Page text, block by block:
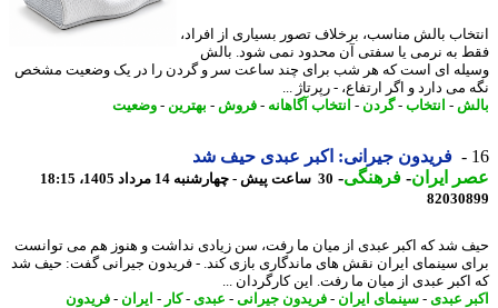
بالش مناسب، برخلاف تصور بسیاری از افراد،
به نرمی یا سفتی آن محدود نمی شود. بالش
ای است که هر شب برای چند ساعت سر و گردن را در یک وضعیت مشخص
می دارد و اگر ارتفاع، - رپرتاژ ...
-انتخاب-گردن-انتخاب آگاهانه-فروش -بهترین- وضعیت
فریدون جیرانی: اکبر عبدی حیف شد
ایران- فرهنگی-30 ساعت پیش - چهارشنبه 14 مرداد 1405، 18:15
شد که اکبر عبدی از میان ما رفت، سن زیادی نداشت و هنوز هم می توانست
سینمای ایران نقش های ماندگاری بازی کند. - فریدون جیرانی گفت: حیف شد
عبدی از میان ما رفت. این کارگردان ...
عبدی-سینمای ایران - فریدون جیرانی- عبدی-کار -ایران - فریدون